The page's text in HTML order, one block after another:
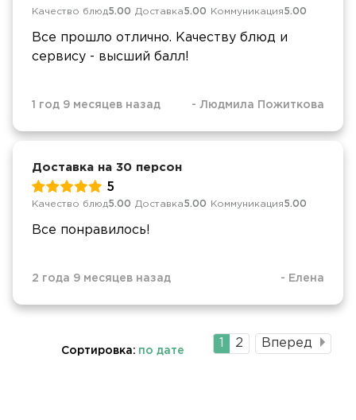
Качество блюд5.00 Доставка5.00 Коммуникация5.00
Все прошло отлично. Качеству блюд и
сервису - высший балл!
1 год 9 месяцев назад - Людмила Пожиткова
Доставка на 30 персон
5
Качество блюд5.00 Доставка5.00 Коммуникация5.00
Все понравилось!
2 года 9 месяцев назад - Елена
Текущая
Страница
2 Вперед
Сортировка: по дате